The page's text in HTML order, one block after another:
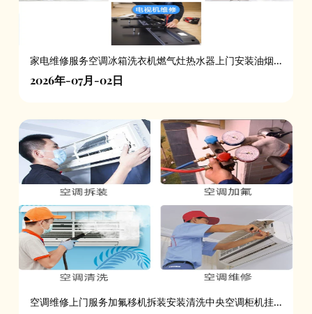
家电维修服务空调冰箱洗衣机燃气灶热水器上门安装油烟
2026年-07月-02日
空调维修上门服务加氟移机拆装安装清洗中央空调柜机挂